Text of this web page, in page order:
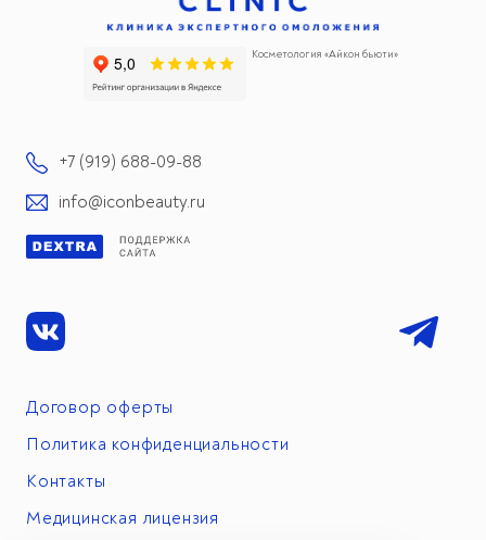
Договор оферты
Политика конфиденциальности
Контакты
Медицинская лицензия
Косметология «Айкон бьюти»
+7 (919) 688-09-88
info@iconbeauty.ru